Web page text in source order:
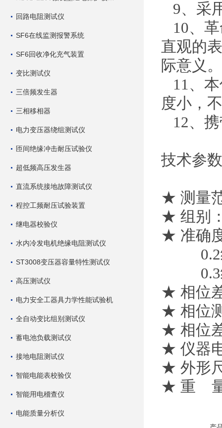
回路电阻测试仪
SF6在线监测报警系统
SF6回收净化充气装置
变比测试仪
三倍频发生器
三相移相器
电力变压器绕组测试仪
匝间绝缘冲击耐压试验仪
超低频高压发生器
直流系统接地故障测试仪
程控工频耐压试验装置
继电器校验仪
水内冷发电机绝缘电阻测试仪
ST3008变压器容量特性测试仪
高压测试仪
电力安全工器具力学性能试验机
全自动变比组别测试仪
蓄电池负载测试仪
接地电阻测试仪
智能电能表校验仪
智能用电稽查仪
电能质量分析仪
9、采
10、革
直观的
际意义。
11、本
度小，
12、
技术参数
★ 测量
★ 组别
★ 准确
0.2级
0.3级
★ 相位
★ 相位
★ 相位
★ 仪器
★ 外形
★ 重